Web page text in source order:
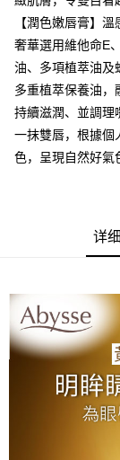
运送方式
全家取貨付款
每笔NT$80，满
付款後全家取貨
每笔NT$80，满
7-11取貨付款
每笔NT$80，满
每笔NT$80，满
離島宅配
每笔NT$120，满
海外國家/配送
【潤色嫩唇膏】
奢華選用維他命E
油、多項植萃油及
多重植萃保養油，
持續滋潤、並調理
一抹雙唇，根據個
色，呈現自然好氣
详